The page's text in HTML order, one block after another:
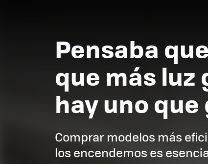
Pensaba
que más luz
hay uno
Comprar modelos más
los encendemos es